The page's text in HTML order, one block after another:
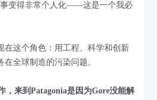
事变得非常个人化——这是一个我必
在这个角色：用工程、科学和创新
全球制造的污染问题。
，来到Patagonia是因为Gore没能解